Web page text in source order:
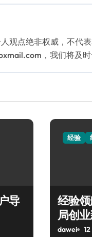
观点绝非权威，不代
，我们将及时
导
经验
经验
局创
dawei